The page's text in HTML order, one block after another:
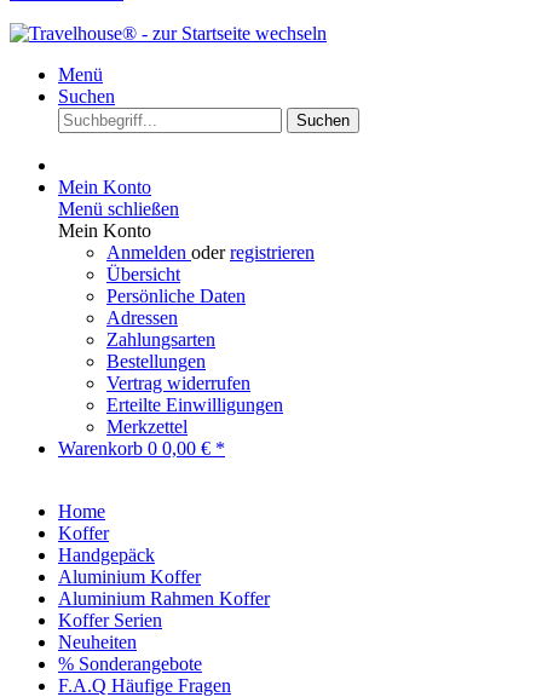
Menü
Suchen
Suchen
Mein Konto
Menü schließen
Mein Konto
Anmelden oderregistrieren
Übersicht
Persönliche Daten
Adressen
Zahlungsarten
Bestellungen
Vertrag widerrufen
Erteilte Einwilligungen
Merkzettel
Warenkorb 0 0,00 € *
Home
Koffer
Handgepäck
Aluminium Koffer
Aluminium Rahmen Koffer
Koffer Serien
Neuheiten
% Sonderangebote
F.A.Q Häufige Fragen